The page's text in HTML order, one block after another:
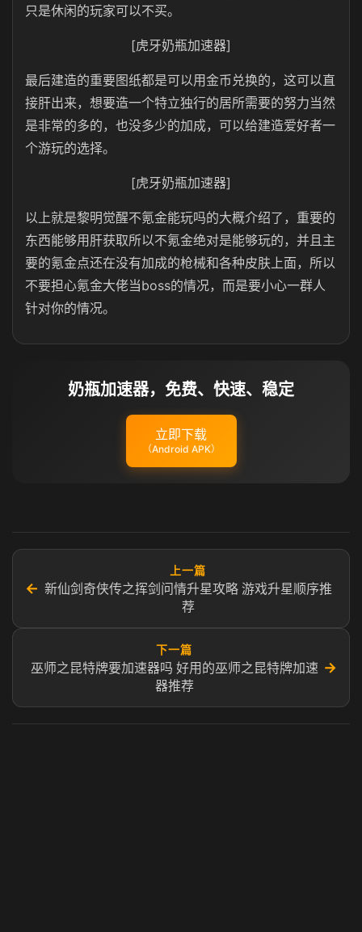
只是休闲的玩家可以不买。
[虎牙奶瓶加速器]
最后建造的重要图纸都是可以用金币兑换的，这可以直
接肝出来，想要造一个特立独行的居所需要的努力当然
是非常的多的，也没多少的加成，可以给建造爱好者一
个游玩的选择。
[虎牙奶瓶加速器]
以上就是黎明觉醒不氪金能玩吗的大概介绍了，重要的
东西能够用肝获取所以不氪金绝对是能够玩的，并且主
要的氪金点还在没有加成的枪械和各种皮肤上面，所以
不要担心氪金大佬当boss的情况，而是要小心一群人
针对你的情况。
奶瓶加速器，免费、快速、稳定
立即下载
（Android APK）
←
上一篇
新仙剑奇侠传之挥剑问情升星攻略 游戏升星顺序推
荐
下一篇
巫师之昆特牌要加速器吗 好用的巫师之昆特牌加速
器推荐
→